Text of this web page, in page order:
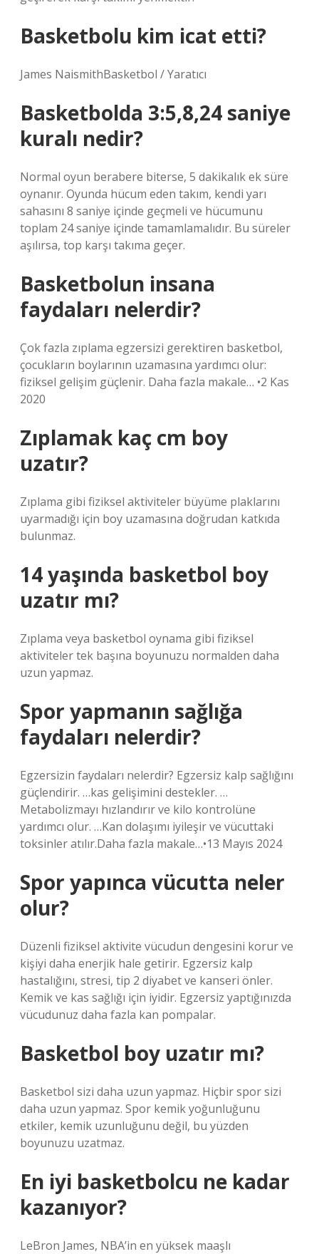
Basketbolu kim icat etti?
James NaismithBasketbol / Yaratıcı
Basketbolda 3:5,8,24 saniye
kuralı nedir?
Normal oyun berabere biterse, 5 dakikalık ek süre
oynanır. Oyunda hücum eden takım, kendi yarı
sahasını 8 saniye içinde geçmeli ve hücumunu
toplam 24 saniye içinde tamamlamalıdır. Bu süreler
aşılırsa, top karşı takıma geçer.
Basketbolun insana
faydaları nelerdir?
Çok fazla zıplama egzersizi gerektiren basketbol, ​​
çocukların boylarının uzamasına yardımcı olur:
fiziksel gelişim güçlenir. Daha fazla makale… •2 Kas
2020
Zıplamak kaç cm boy
uzatır?
Zıplama gibi fiziksel aktiviteler büyüme plaklarını
uyarmadığı için boy uzamasına doğrudan katkıda
bulunmaz.
14 yaşında basketbol boy
uzatır mı?
Zıplama veya basketbol oynama gibi fiziksel
aktiviteler tek başına boyunuzu normalden daha
uzun yapmaz.
Spor yapmanın sağlığa
faydaları nelerdir?
Egzersizin faydaları nelerdir? Egzersiz kalp sağlığını
güçlendirir. …kas gelişimini destekler. …
Metabolizmayı hızlandırır ve kilo kontrolüne
yardımcı olur. …Kan dolaşımı iyileşir ve vücuttaki
toksinler atılır.Daha fazla makale…•13 Mayıs 2024
Spor yapınca vücutta neler
olur?
Düzenli fiziksel aktivite vücudun dengesini korur ve
kişiyi daha enerjik hale getirir. Egzersiz kalp
hastalığını, stresi, tip 2 diyabet ve kanseri önler.
Kemik ve kas sağlığı için iyidir. Egzersiz yaptığınızda
vücudunuz daha fazla kan pompalar.
Basketbol boy uzatır mı?
Basketbol sizi daha uzun yapmaz. Hiçbir spor sizi
daha uzun yapmaz. Spor kemik yoğunluğunu
etkiler, kemik uzunluğunu değil, bu yüzden
boyunuzu uzatmaz.
En iyi basketbolcu ne kadar
kazanıyor?
LeBron James, NBA’in en yüksek maaşlı